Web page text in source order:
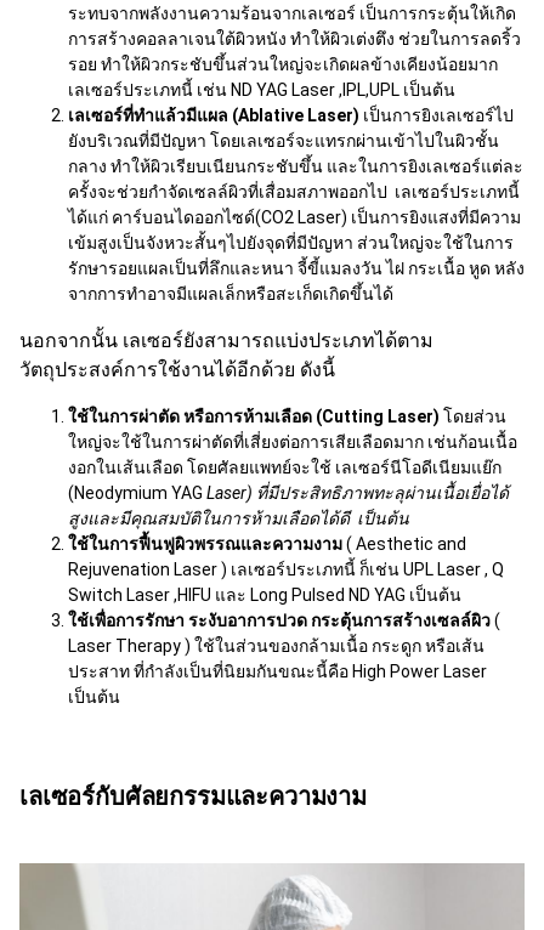
ระทบจากพลังงานความร้อนจากเลเซอร์ เป็นการกระตุ้นให้เกิด
การสร้างคอลลาเจนใต้ผิวหนัง ทำให้ผิวเต่งตึง ช่วยในการลดริ้ว
รอย ทำให้ผิวกระชับขึ้นส่วนใหญ่จะเกิดผลข้างเคียงน้อยมาก
เลเซอร์ประเภทนี้ เช่น ND YAG Laser ,IPL,UPL เป็นต้น
เลเซอร์ที่ทำแล้วมีแผล (Ablative Laser) เป็นการยิงเลเซอร์ไป
ยังบริเวณที่มีปัญหา โดยเลเซอร์จะแทรกผ่านเข้าไปในผิวชั้น
กลาง ทำให้ผิวเรียบเนียนกระชับขึ้น และในการยิงเลเซอร์แต่ละ
ครั้งจะช่วยกำจัดเซลล์ผิวที่เสื่อมสภาพออกไป เลเซอร์ประเภทนี้
ได้แก่ คาร์บอนไดออกไซด์(CO2 Laser) เป็นการยิงแสงที่มีความ
เข้มสูงเป็นจังหวะสั้นๆไปยังจุดที่มีปัญหา ส่วนใหญ่จะใช้ในการ
รักษารอยแผลเป็นที่ลึกและหนา จี้ขี้แมลงวัน ไฝ กระเนื้อ หูด หลัง
จากการทำอาจมีแผลเล็กหรือสะเก็ดเกิดขึ้นได้
นอกจากนั้น เลเซอร์ยังสามารถแบ่งประเภทได้ตาม
วัตถุประสงค์การใช้งานได้อีกด้วย ดังนี้
ใช้ในการผ่าตัด หรือการห้ามเลือด (Cutting Laser) โดยส่วน
ใหญ่จะใช้ในการผ่าตัดที่เสี่ยงต่อการเสียเลือดมาก เช่นก้อนเนื้อ
งอกในเส้นเลือด โดยศัลยแพทย์จะใช้ เลเซอร์นีโอดีเนียมแย๊ก
(Neodymium YAG Laser) ที่มีประสิทธิภาพทะลุผ่านเนื้อเยื่อได้
สูงและมีคุณสมบัติในการห้ามเลือดได้ดี เป็นต้น
ใช้ในการฟื้นฟูผิวพรรณและความงาม( Aesthetic and
Rejuvenation Laser ) เลเซอร์ประเภทนี้ ก็เช่น UPL Laser , Q
Switch Laser ,HIFU และ Long Pulsed ND YAG เป็นต้น
ใช้เพื่อการรักษา ระงับอาการปวด กระตุ้นการสร้างเซลล์ผิว(
Laser Therapy ) ใช้ในส่วนของกล้ามเนื้อ กระดูก หรือเส้น
ประสาท ที่กำลังเป็นที่นิยมกันขณะนี้คือ High Power Laser
เป็นต้น
เลเซอร์กับศัลยกรรมและความงาม